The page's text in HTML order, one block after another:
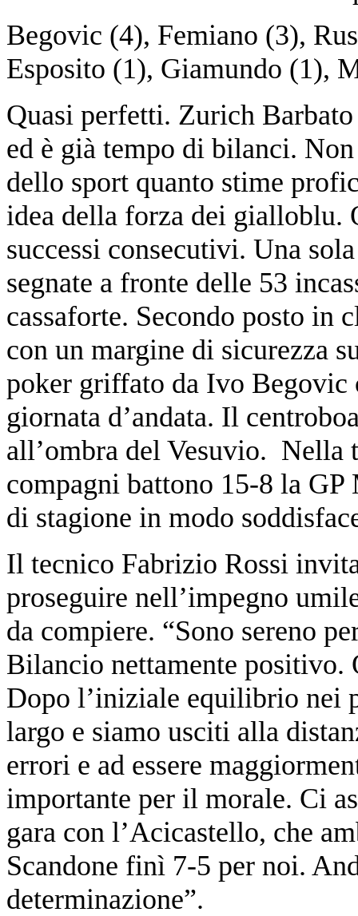
Begovic (4), Femiano (3),
Esposito (1), Giamundo (1),
Quasi perfetti. Zurich
ed è già tempo di bilanci.
dello sport quanto stime
idea della forza dei gialloblu.
successi consecutivi. Una
segnate a fronte delle 53
cassaforte. Secondo posto in
con un margine di sicurezza
poker griffato da Ivo Begovic
giornata d’andata. Il
all’ombra del Vesuvio. Nella
compagni battono 15-8 la
di stagione in modo
Il tecnico Fabrizio Rossi
proseguire nell’impegno
da compiere. “Sono sereno
Bilancio nettamente
Dopo l’iniziale equilibrio nei
largo e siamo usciti alla
errori e ad essere
importante per il morale. Ci
gara con l’Acicastello, che
Scandone finì 7-5 per noi.
determinazione”.